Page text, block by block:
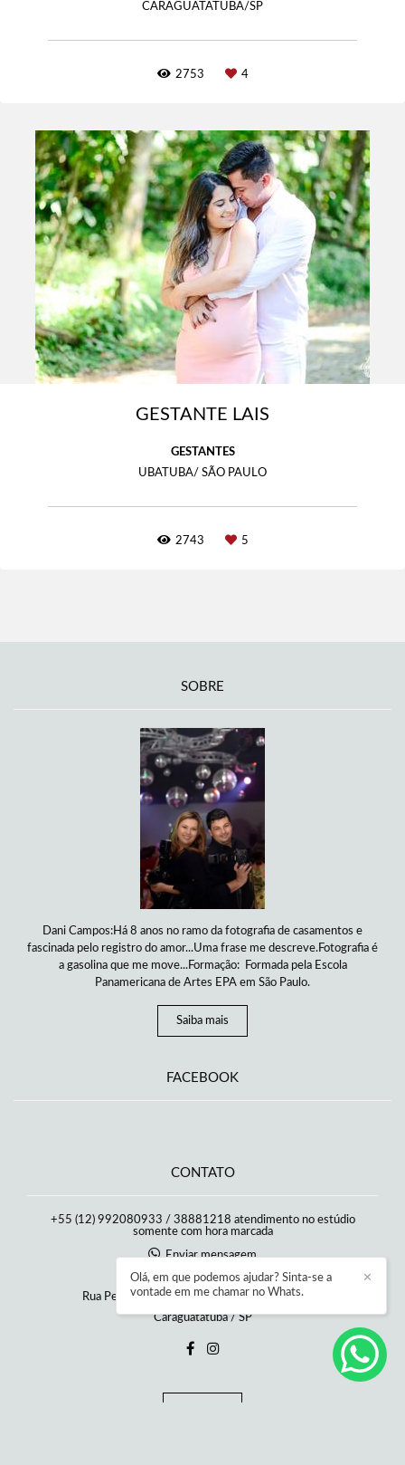
CARAGUATATUBA/SP
2753 4
GESTANTE LAIS
GESTANTES
UBATUBA/ SÃO PAULO
2743 5
SOBRE
Dani Campos:Há 8 anos no ramo da fotografia de casamentos e
fascinada pelo registro do amor...Uma frase me descreve.Fotografia é
a gasolina que me move...Formação: Formada pela Escola
Panamericana de Artes EPA em São Paulo.
Saiba mais
FACEBOOK
CONTATO
+55 (12) 992080933 / 38881218 atendimento no estúdio
somente com hora marcada
Enviar mensagem
danicamposfotografia@gmail.com
Rua Pedro Álvares Cabral, 65, Estúdio - Poiares
Caraguatatuba / SP
✕
Olá, em que podemos ajudar? Sinta-se a
vontade em me chamar no Whats.